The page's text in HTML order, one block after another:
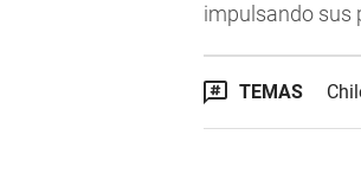
impulsando sus
TEMAS